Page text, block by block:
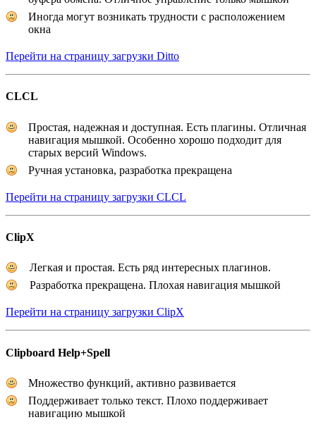
Иногда могут возникать трудности с расположением
окна
Перейти на страницу загрузки Ditto
CLCL
Простая, надежная и доступная. Есть плагины. Отличная
навигация мышкой. Особенно хорошо подходит для
старых версий Windows.
Ручная установка, разработка прекращена
Перейти на страницу загрузки CLCL
ClipX
Легкая и простая. Есть ряд интересных плагинов.
Разработка прекращена. Плохая навигация мышкой
Перейти на страницу загрузки ClipX
Clipboard Help+Spell
Множество функций, активно развивается
Поддерживает только текст. Плохо поддерживает
навигацию мышкой